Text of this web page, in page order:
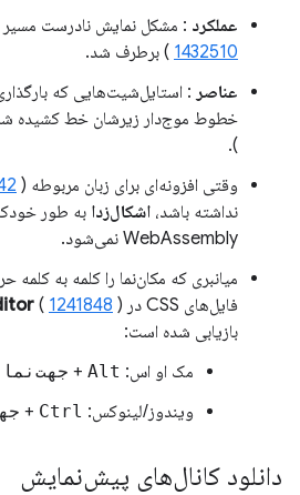
عملکرد : مشکل نمایش نادرست مسیر
1432510 ) برطرف شد.
عناصر : استایل‌شیت‌هایی که
خطوط موج‌دار زیرشان خط کشیده
).
وقتی افزونه‌ای برای زبان مربوطه (
نداشته باشد، اشکال‌زدا به طور
WebAssembly نمی‌شود.
میانبری که مکان‌نما را کلمه به کلمه
فایل‌های CSS در
( 1241848 )
بازیابی شده است:
مک او اس: Alt
+ جهت‌نما
ویندوز/لینوکس: Ctrl
+
دانلود کانال‌های پیش‌نمایش